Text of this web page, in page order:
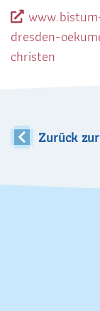
dresden-
christen
Zurück